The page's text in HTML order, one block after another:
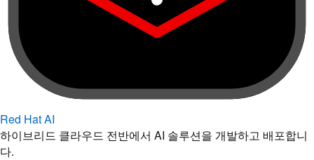
Red Hat AI
하이브리드 클라우드 전반에서 AI 솔루션을 개발하고 배포합니
다.